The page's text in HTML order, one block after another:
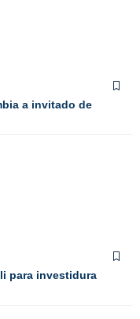
a invitado de
para investidura